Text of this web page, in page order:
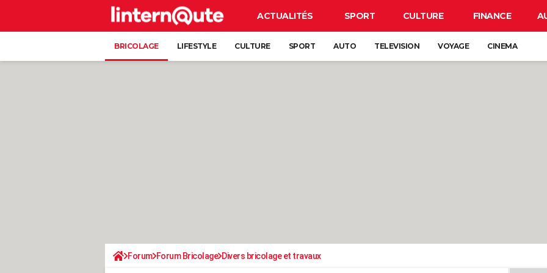
ACTUALITÉS SPORT CULTURE FINANCE
BRICOLAGE LIFESTYLE CULTURE SPORT AUTO TELEVISION VOYAGE CINEMA
Forum Forum Bricolage Divers bricolage et travaux